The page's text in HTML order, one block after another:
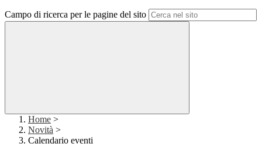
Campo di ricerca per le pagine del sito
Home >
Novità >
Calendario eventi